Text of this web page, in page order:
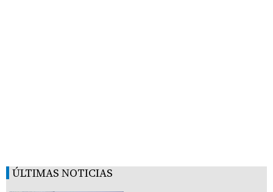
ÚLTIMAS NOTICIAS